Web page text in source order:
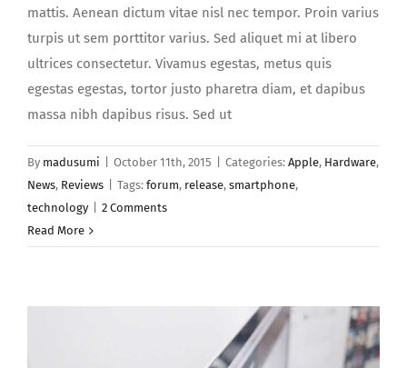
mattis. Aenean dictum vitae nisl nec tempor. Proin varius
turpis ut sem porttitor varius. Sed aliquet mi at libero
ultrices consectetur. Vivamus egestas, metus quis
egestas egestas, tortor justo pharetra diam, et dapibus
massa nibh dapibus risus. Sed ut
By madusumi October 11th, 2015 Categories: Apple, Hardware,
News, Reviews Tags: forum, release, smartphone,
technology
2 Comments
Read More